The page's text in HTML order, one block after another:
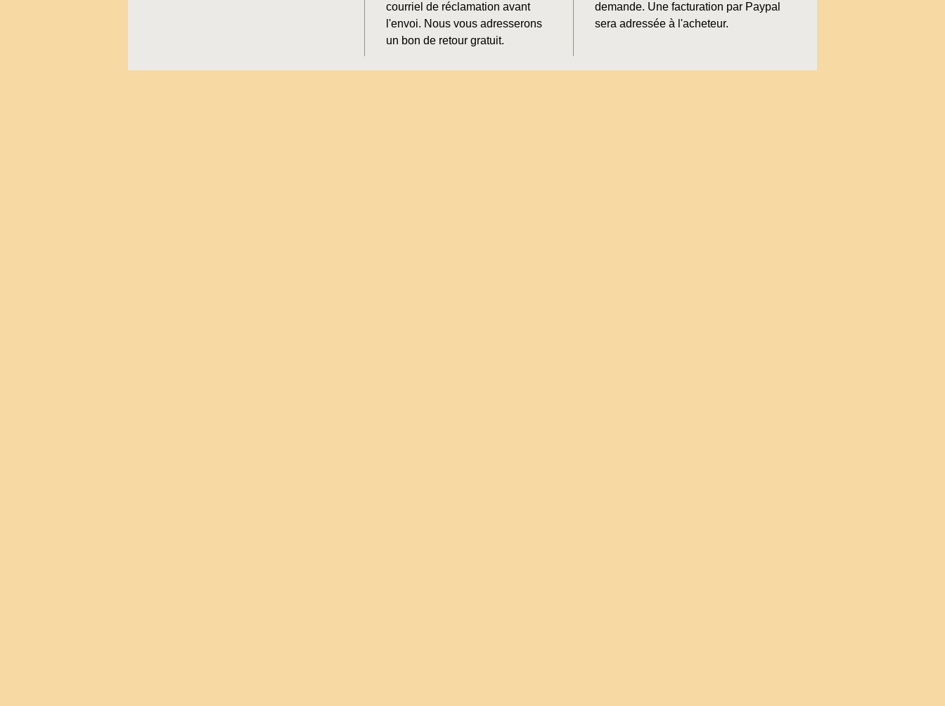
courriel de réclamation avant
l'envoi. Nous vous adresserons
un bon de retour gratuit.
demande. Une facturation par Paypal
sera adressée à l'acheteur.